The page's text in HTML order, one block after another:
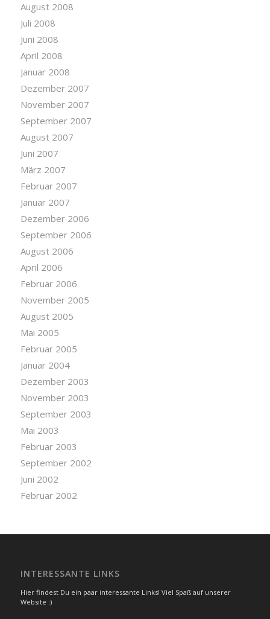
August 2008
Juli 2008
Juni 2008
April 2008
Januar 2008
Dezember 2007
November 2007
September 2007
August 2007
Juni 2007
März 2007
Februar 2007
Januar 2007
Dezember 2006
September 2006
August 2006
April 2006
Februar 2006
November 2005
August 2005
Mai 2005
Februar 2005
Januar 2004
Dezember 2003
November 2003
September 2003
Mai 2003
Februar 2003
September 2002
Juni 2002
Februar 2002
INTERESSANTE LINKS
Hier findest Du ein paar interessante Links! Viel Spaß auf unserer
Website :)